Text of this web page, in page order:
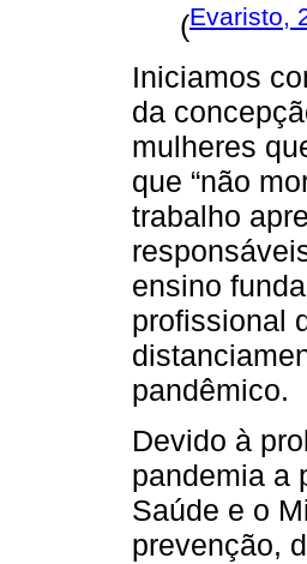
(Evaristo,
Iniciamos
da
mulheres
que “não
trabalho
ensino
profissional
pandêmico.
Devido à
pandemia a
Saúde e o
prevenção,